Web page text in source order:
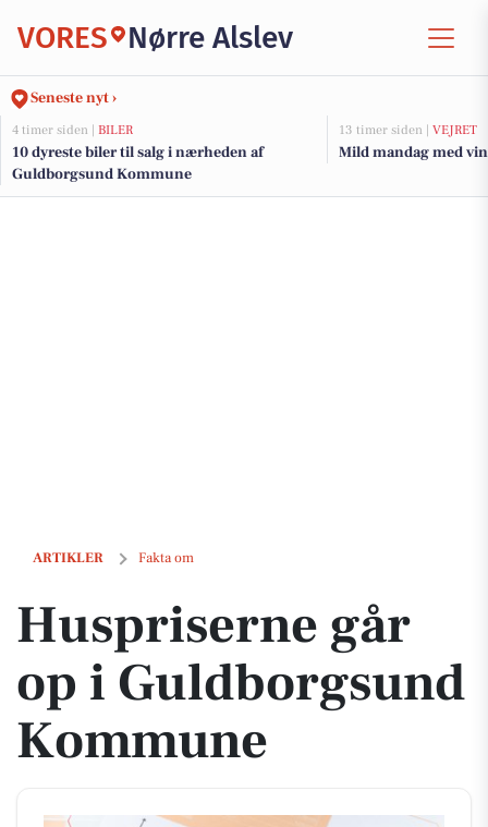
VORES Nørre Alslev
Seneste nyt ›
4 timer siden | BILER
10 dyreste biler til salg i nærheden af
Guldborgsund Kommune
13 timer siden | VEJRET
Mild mandag med
ARTIKLER Fakta om
Huspriserne går op i Guldborgsund Kommune
Huspriserne går
op i Guldborgsund
Kommune